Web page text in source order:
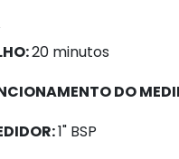
20 minutos
DO
1" BSP